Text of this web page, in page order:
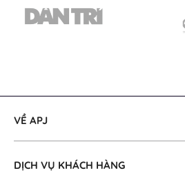
VỀ APJ
DỊCH VỤ KHÁCH HÀNG